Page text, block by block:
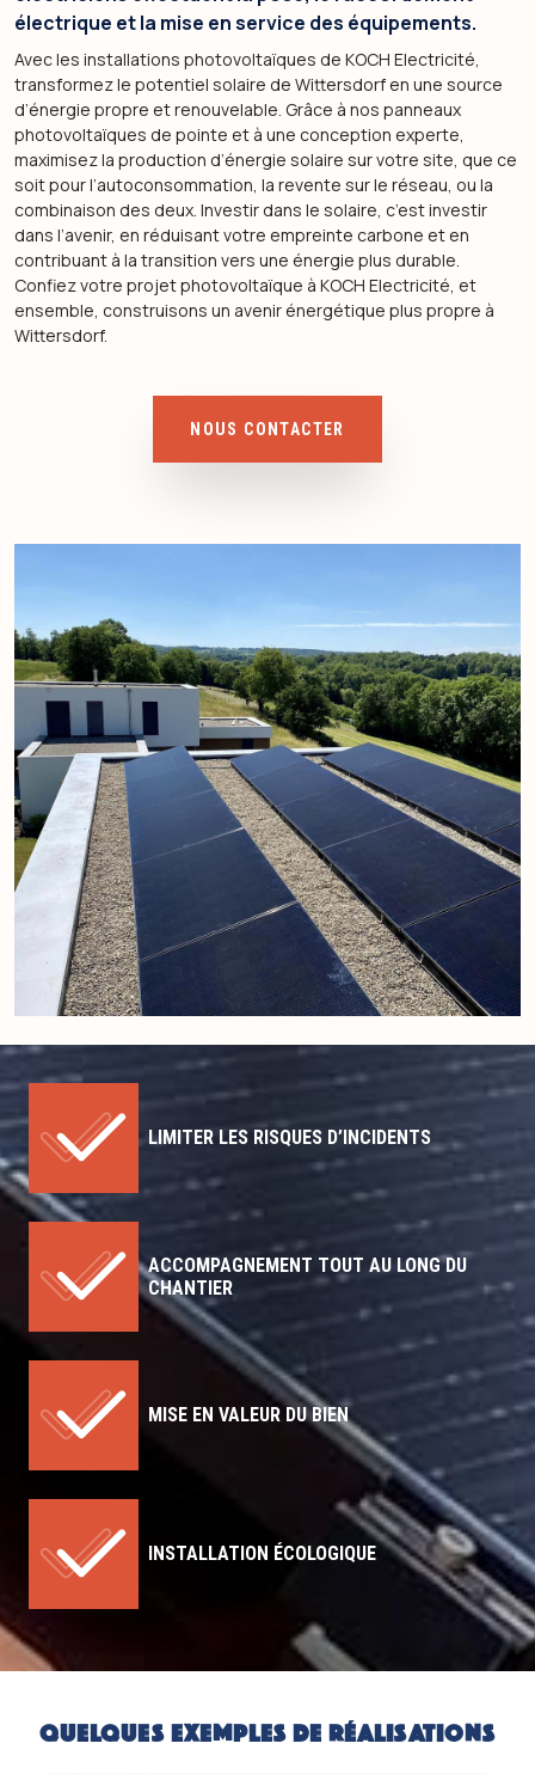
électrique et la mise en service des équipements.
Avec les installations photovoltaïques de KOCH Electricité,
transformez le potentiel solaire de Wittersdorf en une source
d’énergie propre et renouvelable. Grâce à nos panneaux
photovoltaïques de pointe et à une conception experte,
maximisez la production d’énergie solaire sur votre site, que ce
soit pour l’autoconsommation, la revente sur le réseau, ou la
combinaison des deux. Investir dans le solaire, c’est investir
dans l’avenir, en réduisant votre empreinte carbone et en
contribuant à la transition vers une énergie plus durable.
Confiez votre projet photovoltaïque à KOCH Electricité, et
ensemble, construisons un avenir énergétique plus propre à
Wittersdorf.
NOUS CONTACTER
LIMITER LES RISQUES D’INCIDENTS
ACCOMPAGNEMENT TOUT AU LONG DU
CHANTIER
MISE EN VALEUR DU BIEN
INSTALLATION ÉCOLOGIQUE
QUELQUES EXEMPLES DE RÉALISATIONS